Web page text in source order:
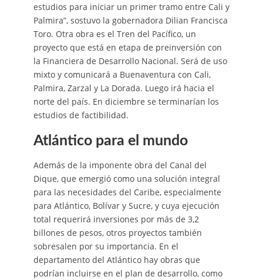
estudios para iniciar un primer tramo entre Cali y
Palmira”, sostuvo la gobernadora Dilian Francisca
Toro. Otra obra es el Tren del Pacífico, un
proyecto que está en etapa de preinversión con
la Financiera de Desarrollo Nacional. Será de uso
mixto y comunicará a Buenaventura con Cali,
Palmira, Zarzal y La Dorada. Luego irá hacia el
norte del país. En diciembre se terminarían los
estudios de factibilidad.
Atlántico para el mundo
Además de la imponente obra del Canal del
Dique, que emergió como una solución integral
para las necesidades del Caribe, especialmente
para Atlántico, Bolívar y Sucre, y cuya ejecución
total requerirá inversiones por más de 3,2
billones de pesos, otros proyectos también
sobresalen por su importancia. En el
departamento del Atlántico hay obras que
podrían incluirse en el plan de desarrollo, como